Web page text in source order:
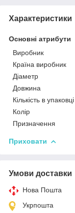
Характеристики
Основні атрибути
Виробник
Країна виробник
Діаметр
Довжина
Кількість в упаковці
Колір
Призначення
Приховати
Умови доставки
Нова Пошта
Укрпошта